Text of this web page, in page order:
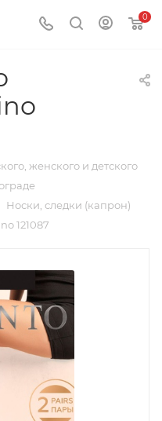
0
женского и детского
Носки, следки (капрон)
121087